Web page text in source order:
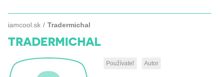
iamcool.sk Tradermichal
TRADERMICHAL
Používateľ Autor